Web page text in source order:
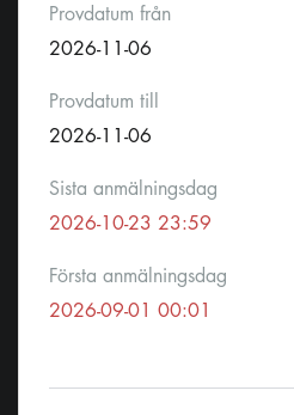
Provdatum från
2026-11-06
Provdatum till
2026-11-06
Sista anmälningsdag
2026-10-23 23:59
Första anmälningsdag
2026-09-01 00:01